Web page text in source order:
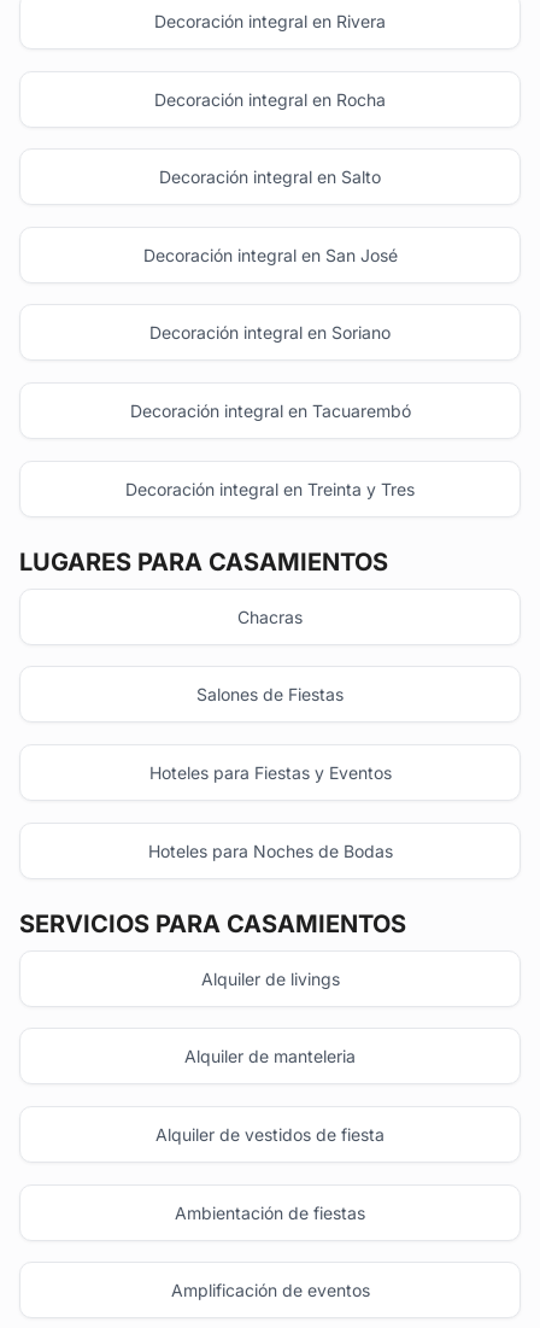
Decoración integral en Rivera
Decoración integral en Rocha
Decoración integral en Salto
Decoración integral en San José
Decoración integral en Soriano
Decoración integral en Tacuarembó
Decoración integral en Treinta y Tres
LUGARES PARA CASAMIENTOS
Chacras
Salones de Fiestas
Hoteles para Fiestas y Eventos
Hoteles para Noches de Bodas
SERVICIOS PARA CASAMIENTOS
Alquiler de livings
Alquiler de manteleria
Alquiler de vestidos de fiesta
Ambientación de fiestas
Amplificación de eventos